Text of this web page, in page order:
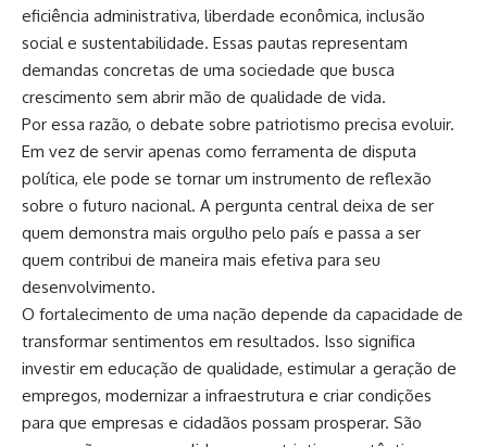
eficiência administrativa, liberdade econômica, inclusão
social e sustentabilidade. Essas pautas representam
demandas concretas de uma sociedade que busca
crescimento sem abrir mão de qualidade de vida.
Por essa razão, o debate sobre patriotismo precisa evoluir.
Em vez de servir apenas como ferramenta de disputa
política, ele pode se tornar um instrumento de reflexão
sobre o futuro nacional. A pergunta central deixa de ser
quem demonstra mais orgulho pelo país e passa a ser
quem contribui de maneira mais efetiva para seu
desenvolvimento.
O fortalecimento de uma nação depende da capacidade de
transformar sentimentos em resultados. Isso significa
investir em educação de qualidade, estimular a geração de
empregos, modernizar a infraestrutura e criar condições
para que empresas e cidadãos possam prosperar. São